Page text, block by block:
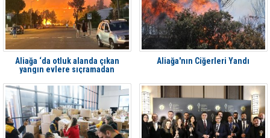
Aliağa ‘da otluk alanda çıkan
yangın evlere sıçramadan
Aliağa'nın Ciğerleri Yandı